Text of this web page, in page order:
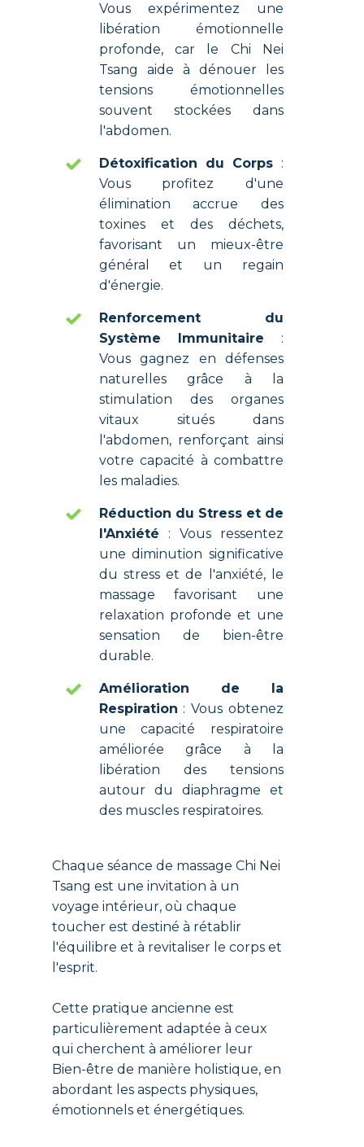
Vous expérimentez une
libération émotionnelle
profonde, car le Chi Nei
Tsang aide à dénouer les
tensions émotionnelles
souvent stockées​ dans
l'abdomen.
Détoxification du Corps :
Vous profitez d'une
élimination accrue des
toxines et des déchets,
favorisant un mieux-être
général et un regain
d'énergie.
Renforcement du
Système Immunitaire :
Vous gagnez en défenses
naturelles grâce à la
stimulation des organes
vitaux situés dans
l'abdomen, renforçant ainsi
votre capacité à combattre
les maladies.
Réduction du Stress et de
l'Anxiété : Vous ressentez
une diminution significative
du stress et de l'anxiété, le
massage favorisant une
relaxation profonde et une
sensation de bien-être
durable.
Amélioration de la
Respiration : Vous obtenez
une capacité respiratoire
améliorée grâce à la
libération des tensions
autour du diaphragme et
des muscles respiratoires.
Chaque séance de massage Chi Nei
Tsang est une invitation à un
voyage intérieur, où chaque
toucher est destiné à rétablir
l'équilibre et à revitaliser le corps et
l'esprit.
Cette pratique ancienne est
particulièrement adaptée à ceux
qui cherchent à améliorer leur
Bien-être de manière holistique, en
abordant les aspects physiques,
émotionnels et énergétiques.